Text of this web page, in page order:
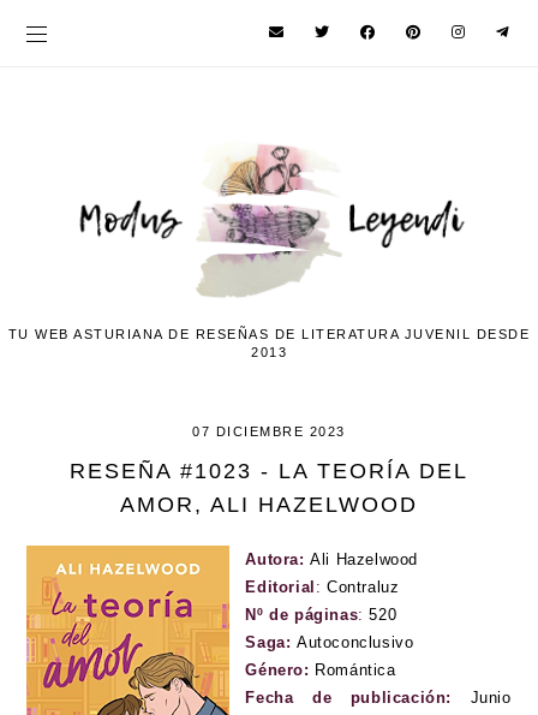
TU WEB ASTURIANA DE RESEÑAS DE LITERATURA JUVENIL DESDE
2013
07 DICIEMBRE 2023
RESEÑA #1023 - LA TEORÍA DEL
AMOR, ALI HAZELWOOD
Autora: Ali Hazelwood
Editorial : Contraluz
Nº de páginas: 520
Saga:Autoconclusivo
Género: Romántica
Fecha de publicación: Junio